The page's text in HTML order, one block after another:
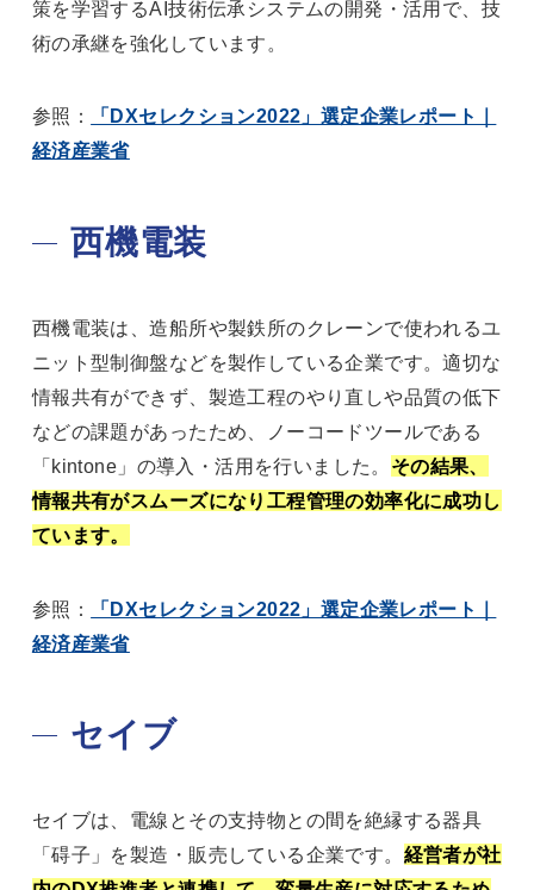
策を学習するAI技術伝承システムの開発・活用で、技
術の承継を強化しています。
参照：
「DXセレクション2022」選定企業レポート｜
経済産業省
西機電装
西機電装は、造船所や製鉄所のクレーンで使われるユ
ニット型制御盤などを製作している企業です。適切な
情報共有ができず、製造工程のやり直しや品質の低下
などの課題があったため、ノーコードツールである
「kintone」の導入・活用を行いました。 その結果、
情報共有がスムーズになり工程管理の効率化に成功し
ています。
参照：
「DXセレクション2022」選定企業レポート｜
経済産業省
セイブ
セイブは、電線とその支持物との間を絶縁する器具
「碍子」を製造・販売している企業です。 経営者が社